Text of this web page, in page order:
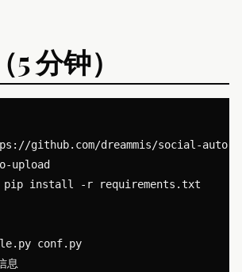
分钟）
github.com/dreammis/social-auto-
upload
pip install -r requirements.txt
conf.py